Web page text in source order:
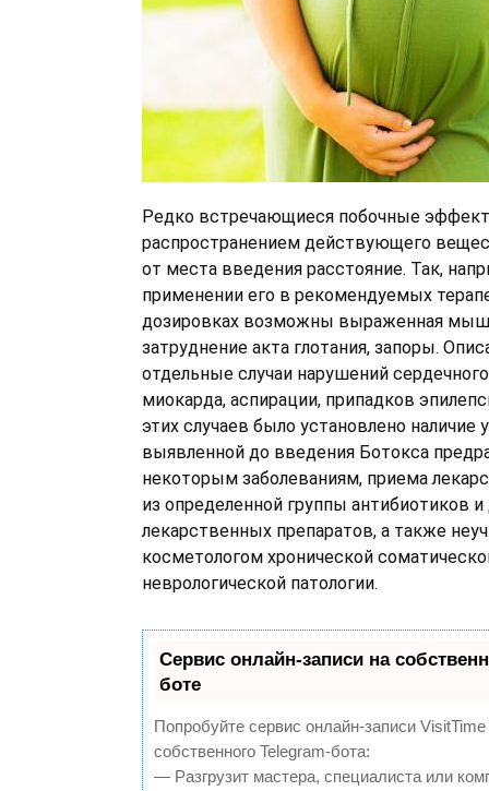
Редко встречающиеся побочные
распространением действующего
от места введения расстояние. Так,
применении его в рекомендуемых
дозировках возможны выраженная
затруднение акта глотания, запоры.
отдельные случаи нарушений
миокарда, аспирации, припадков
этих случаев было установлено наличие
выявленной до введения Ботокса
некоторым заболеваниям, приема
из определенной группы антибиотиков и
лекарственных препаратов, а также
косметологом хронической
неврологической патологии.
Сервис онлайн-записи на
боте
Попробуйте сервис онлайн-записи
собственного Telegram-бота:
— Разгрузит мастера, специалиста или